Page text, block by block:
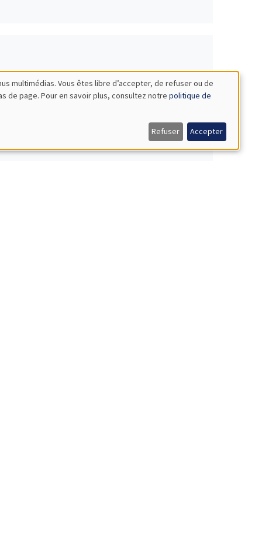
multimédias. Vous êtes libre d’accepter, de refuser ou de
de page. Pour en savoir plus, consultez notre politique de
Refuser Accepter